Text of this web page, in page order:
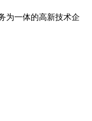
为一体的高新技术企